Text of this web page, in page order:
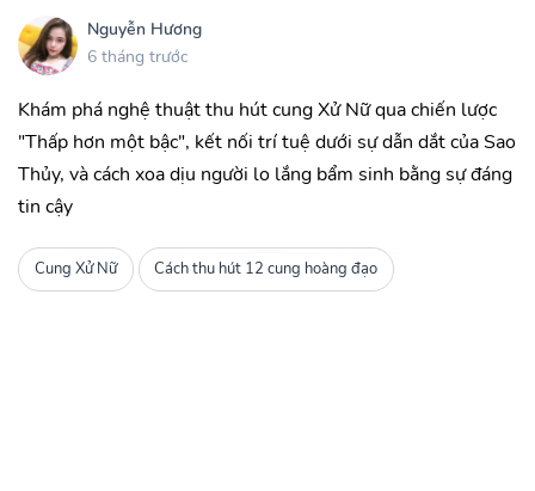
Nguyễn Hương
6 tháng trước
Khám phá nghệ thuật thu hút cung Xử Nữ qua chiến lược
"Thấp hơn một bậc", kết nối trí tuệ dưới sự dẫn dắt của Sao
Thủy, và cách xoa dịu người lo lắng bẩm sinh bằng sự đáng
tin cậy
Cung Xử Nữ Cách thu hút 12 cung hoàng đạo